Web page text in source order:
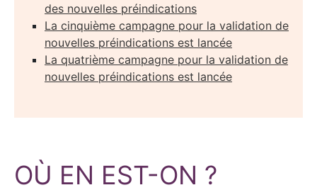
des nouvelles préindications
La cinquième campagne pour la validation de
nouvelles préindications est lancée
La quatrième campagne pour la validation de
nouvelles préindications est lancée
OÙ EN EST-ON ?